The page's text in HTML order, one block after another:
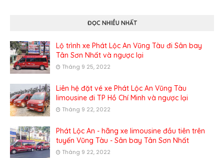
ĐỌC NHIỀU NHẤT
Lộ trình xe Phát Lộc An Vũng Tàu đi Sân bay
Tân Sơn Nhất và ngược lại
Tháng 9 25, 2022
Liên hệ đặt vé xe Phát Lộc An Vũng Tàu
limousine đi TP Hồ Chí Minh và ngược lại
Tháng 9 22, 2022
Phát Lộc An - hãng xe limousine đầu tiên trên
tuyến Vũng Tàu - Sân bay Tân Sơn Nhất
Tháng 9 22, 2022